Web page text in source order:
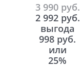
3 990 руб.
2 992 руб.
выгода
998 руб.
или
25%